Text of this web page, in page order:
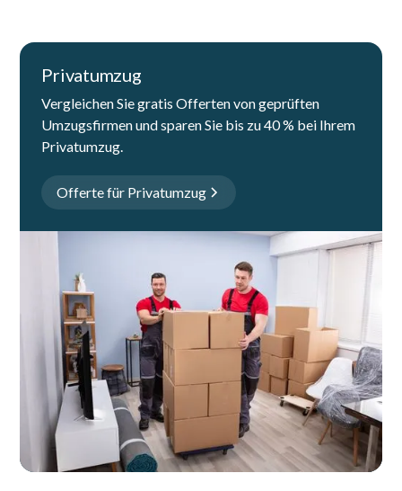
Privatumzug
Vergleichen Sie gratis Offerten von geprüften
Umzugsfirmen und sparen Sie bis zu 40 % bei Ihrem
Privatumzug.
Offerte für Privatumzug